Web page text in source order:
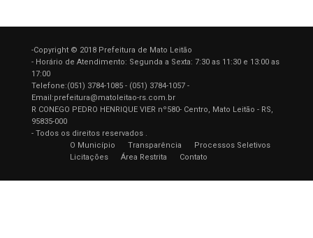
-Copyright © 2018 Prefeitura de Mato Leitão
- Horário de Atendimento: Segunda a Sexta: 7:30 as 11:30 e 13:00 as
17:00
Telefone:(051) 3784-1085 - (051) 3784-1057 -
Email:prefeitura@matoleitao-rs.com.br
R CONEGO PEDRO HENRIQUE VIER nº580- Centro, Mato Leitão - RS,
95835-000
- Todos os direitos reservados .
O Município
Transparência
Processos Seletivos
Licitações
Área Restrita Contato